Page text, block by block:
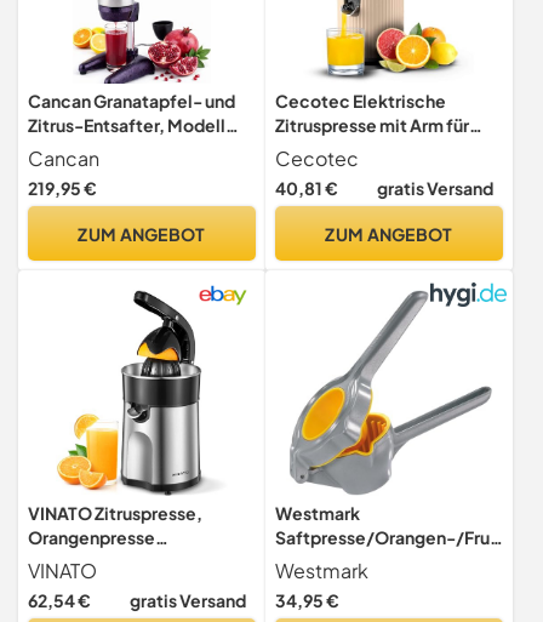
Cancan Granatapfel- und
Zitrus-Entsafter, Modell
0103, Schwarz
Cancan
219,95 €
ZUM ANGEBOT
Cecotec Elektrische
Zitruspresse mit Arm für
Orangen und Zitrusfrüchte
Xqueeze RetroJuice 600
Beige. 600 W, Retro,
Kunststoffkegel, Hebel
Fruchtfleisch, Tropfschutz
Cecotec
40,81 € gratis Versand
ZUM ANGEBOT
VINATO Zitruspresse,
Orangenpresse
Zitruspresse
Zitronenpresse
Orangensaftpresse,
VINATO
62,54 € gratis Versand
Westmark
Saftpresse/Orangen-/Fruc
ht-/Zitruspresse,
Aluminium,
lebensmittelecht
Westmark
34,95 €